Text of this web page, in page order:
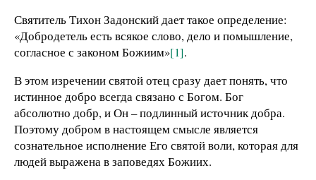
Святитель Тихон Задонский дает такое определение:
«Добродетель есть всякое слово, дело и помышление,
согласное с законом Божиим»[1].
В этом изречении святой отец сразу дает понять, что
истинное добро всегда связано с Богом. Бог
абсолютно добр, и Он – подлинный источник добра.
Поэтому добром в настоящем смысле является
сознательное исполнение Его святой воли, которая для
людей выражена в заповедях Божиих.